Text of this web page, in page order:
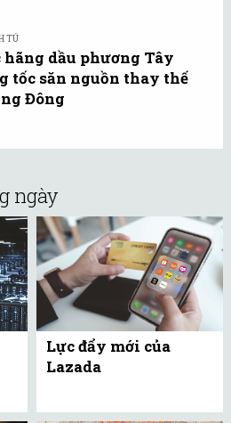
TÚ
hãng dầu phương Tây
tốc săn nguồn thay thế
Đông
ngày
Lực đẩy mới của
Lazada